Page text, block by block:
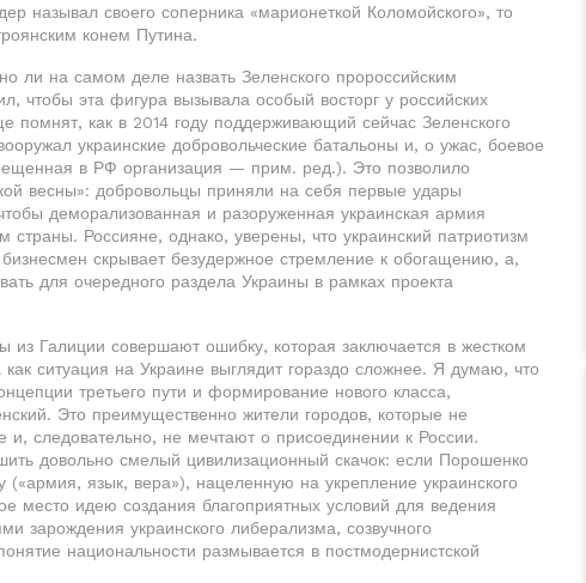
называл своего соперника «марионеткой Коломойского», то
конем Путина.
ли на самом деле назвать Зеленского пророссийским
чтобы эта фигура вызывала особый восторг у российских
помнят, как в 2014 году поддерживающий сейчас Зеленского
украинские добровольческие батальоны и, о ужас, боевое
в РФ организация — прим. ред.). Это позволило
весны»: добровольцы приняли на себя первые удары
деморализованная и разоруженная украинская армия
страны. Россияне, однако, уверены, что украинский патриотизм
скрывает безудержное стремление к обогащению, а,
для очередного раздела Украины в рамках проекта
из Галиции совершают ошибку, которая заключается в жестком
ситуация на Украине выглядит гораздо сложнее. Я думаю, что
третьего пути и формирование нового класса,
Это преимущественно жители городов, которые не
и, следовательно, не мечтают о присоединении к России.
довольно смелый цивилизационный скачок: если Порошенко
(«армия, язык, вера»), нацеленную на укрепление украинского
место идею создания благоприятных условий для ведения
зарождения украинского либерализма, созвучного
национальности размывается в постмодернистской